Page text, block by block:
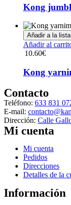
Kong
Añadir a la
Añadir al
10.60€
Kong
Contacto
Teléfono: 633 831
E-mail:
Dirección: Calle
Mi cuenta
Menú
Mi cuenta
Pedidos
Direcciones
Detalles de la
Información